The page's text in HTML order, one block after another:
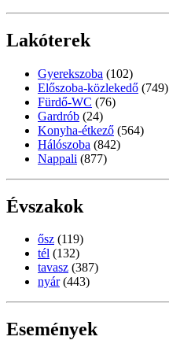
Lakóterek
Gyerekszoba (102)
Előszoba-közlekedő (749)
Fürdő-WC (76)
Gardrób (24)
Konyha-étkező (564)
Hálószoba (842)
Nappali (877)
Évszakok
ősz (119)
tél (132)
tavasz (387)
nyár (443)
Események